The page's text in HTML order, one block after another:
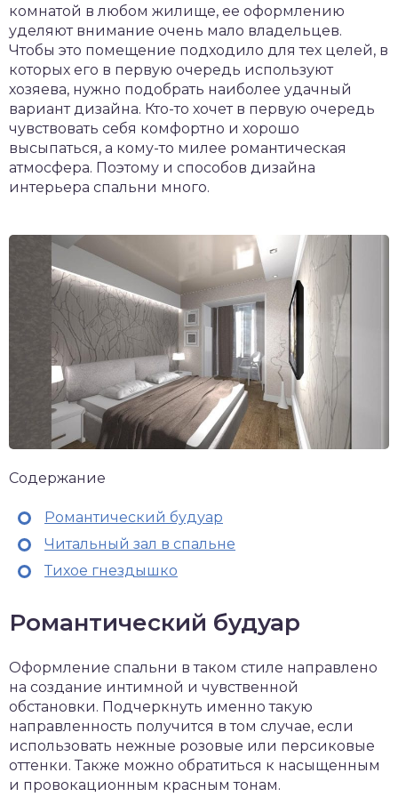
комнатой в любом жилище, ее оформлению
уделяют внимание очень мало владельцев.
Чтобы это помещение подходило для тех целей, в
которых его в первую очередь используют
хозяева, нужно подобрать наиболее удачный
вариант дизайна. Кто-то хочет в первую очередь
чувствовать себя комфортно и хорошо
высыпаться, а кому-то милее романтическая
атмосфера. Поэтому и способов дизайна
интерьера спальни много.
Содержание
Романтический будуар
Читальный зал в спальне
Тихое гнездышко
Романтический будуар
Оформление спальни в таком стиле направлено
на создание интимной и чувственной
обстановки. Подчеркнуть именно такую
направленность получится в том случае, если
использовать нежные розовые или персиковые
оттенки. Также можно обратиться к насыщенным
и провокационным красным тонам.